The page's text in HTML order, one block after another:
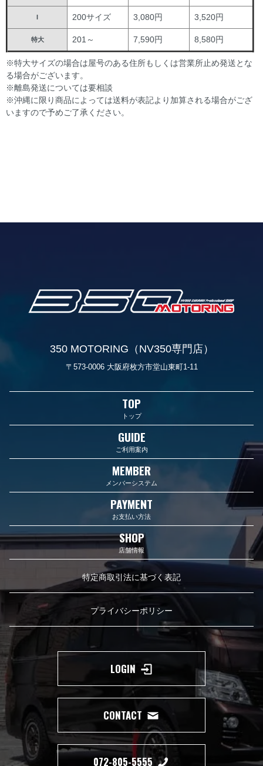
I 200サイズ 3,080円 3,520円
特大 201～ 7,590円 8,580円
※特大サイズの場合は屋号のある住所もしくは営業所止め発送とな
る場合がございます。
※離島発送については要相談
※沖縄に限り商品によっては送料が表記より加算される場合がござ
いますので予めご了承ください。
350 MOTORING（NV350専門店）
〒573-0006 大阪府枚方市堂山東町1-11
TOP
トップ
GUIDE
ご利用案内
MEMBER
メンバーシステム
PAYMENT
お支払い方法
SHOP
店舗情報
特定商取引法に基づく表記
プライバシーポリシー
LOGIN
CONTACT
072-805-5555